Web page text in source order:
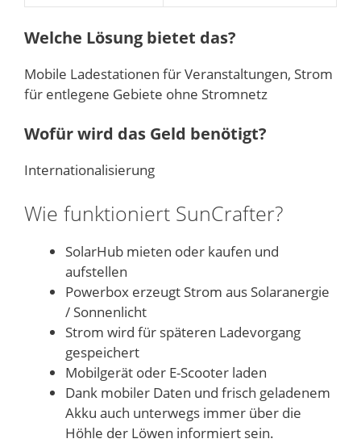
Welche Lösung bietet das?
Mobile Ladestationen für Veranstaltungen, Strom
für entlegene Gebiete ohne Stromnetz
Wofür wird das Geld benötigt?
Internationalisierung
Wie funktioniert SunCrafter?
SolarHub mieten oder kaufen und
aufstellen
Powerbox erzeugt Strom aus Solaranergie
/ Sonnenlicht
Strom wird für späteren Ladevorgang
gespeichert
Mobilgerät oder E-Scooter laden
Dank mobiler Daten und frisch geladenem
Akku auch unterwegs immer über die
Höhle der Löwen informiert sein.